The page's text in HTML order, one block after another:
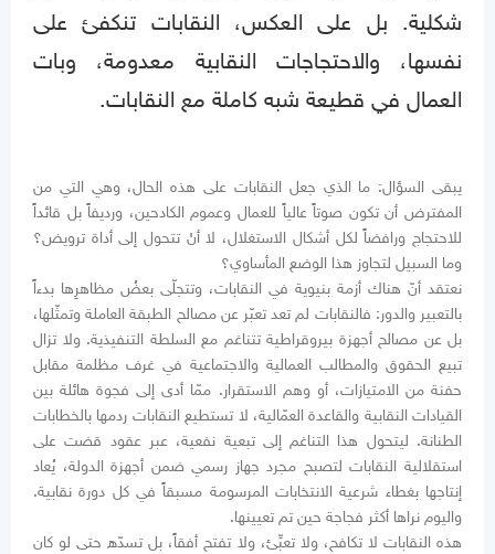
شكلية. بل على العكس، النقابات تنكفئ على
نفسها، والاحتجاجات النقابية معدومة، وبات
العمال في قطيعة شبه كاملة مع النقابات.
يبقى السؤال: ما الذي جعل النقابات على هذه الحال، وهي التي من
المفترض أن تكون صوتاً عالياً للعمال وعموم الكادحين، ورديفاً بل قائداً
للاحتجاج ورافضاً لكل أشكال الاستغلال، لا أنْ تتحول إلى أداة ترويض؟
وما السبيل لتجاوز هذا الوضع المأساوي؟
نعتقد أنّ هناك أزمة بنيوية في النقابات، وتتجلّى بعضُ مظاهرِها بدءاً
بالتعبير والدور: فالنقابات لم تعد تعبّر عن مصالح الطبقة العاملة وتمثّلها،
بل عن مصالح أجهزة بيروقراطية تتناغم مع السلطة التنفيذية. ولا تزال
تبيع الحقوق والمطالب العمالية والاجتماعية في غرف مظلمة مقابل
حفنة من الامتيازات، أو وهم الاستقرار. ممّا أدى إلى فجوة هائلة بين
القيادات النقابية والقاعدة العمّالية، لا تستطيع النقابات ردمها بالخطابات
الطنانة. ليتحول هذا التناغم إلى تبعية نفعية، عبر عقود قضت على
استقلالية النقابات لتصبح مجرد جهاز رسمي ضمن أجهزة الدولة، يُعاد
إنتاجها بغطاء شرعية الانتخابات المرسومة مسبقاً في كل دورة نقابية.
واليوم نراها أكثر فجاجة حين تم تعيينها.
هذه النقابات لا تكافح، ولا تعبِّئ، ولا تفتح أفقاً، بل تسدّه حتى لو كان